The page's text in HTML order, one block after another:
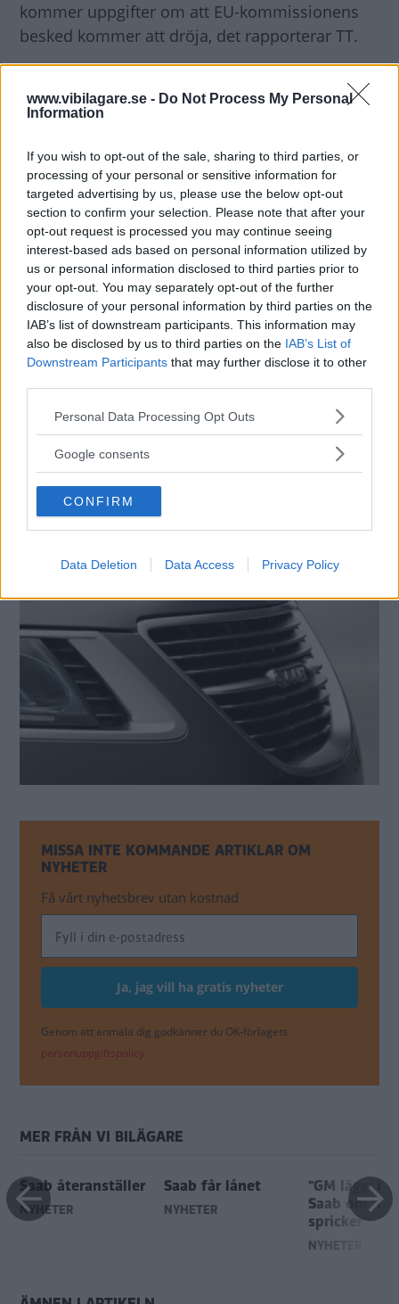
www.vibilagare.se - Do Not Process My Personal
Information
If you wish to opt-out of the sale, sharing to third parties, or
processing of your personal or sensitive information for
targeted advertising by us, please use the below opt-out
section to confirm your selection. Please note that after your
opt-out request is processed you may continue seeing
interest-based ads based on personal information utilized by
us or personal information disclosed to third parties prior to
your opt-out. You may separately opt-out of the further
disclosure of your personal information by third parties on the
IAB’s list of downstream participants. This information may
also be disclosed by us to third parties on the IAB’s List of
Downstream Participants that may further disclose it to other
Please note that this website/app uses one or more Google
not limited to your visit or usage behaviour. You may click to
use your data for below specified purposes in below Google
consent section.
Personal Data Processing Opt Outs
Google consents
CONFIRM
Data Deletion Data Access Privacy Policy
kommer uppgifter om att EU-kommissionens
besked kommer att dröja, det rapporterar TT.
Enligt ett dokument som TT tagit del har EU-
kommissionen flera invändningar om Saabs
vilja ha försäkringar om att Saab inte hade
ekonomiska problem förra sommaren.
TT uppger också att kommissionen vill ha
ytterligare information om svenska statens
garantier för lånet.
Nästa år
Godkännandet av lånet kan nu dröja ända till
mitten av januari. Därefter kan svenska
lånet.
Innan allt detta är genomfört kan affären med
Koenigsegg Group inte avslutas.
MISSA INTE KOMMANDE ARTIKLAR OM
NYHETER
Få vårt nyhetsbrev utan kostnad
Genom att anmäla dig godkänner du OK-förlagets
personuppgiftspolicy.
MER FRÅN VI BILÄGARE
Saab återanställer
NYHETER
Saab får lånet
NYHETER
"GM lägger
Saab om
spricker"
NYHETER